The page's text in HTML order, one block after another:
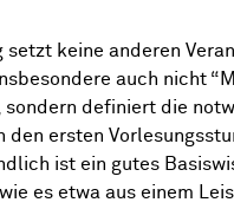
setzt keine anderen
auch nicht
sondern definiert die
den ersten
ist ein gutes
es etwa aus einem